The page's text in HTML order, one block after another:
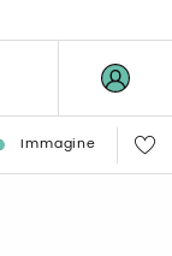
Immagine